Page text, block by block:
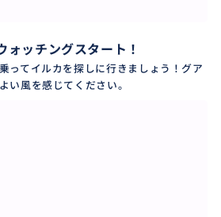
ォッチングスタート！
ってイルカを探しに行きましょう！グア
い風を感じてください。